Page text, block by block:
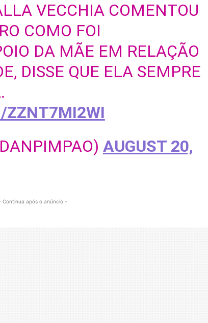
VECCHIA COMENTOU
COMO FOI
DA MÃE EM RELAÇÃO
DISSE QUE ELA SEMPRE
ZZNT7MI2WI
AUGUST 20,
Continua após o anúncio -